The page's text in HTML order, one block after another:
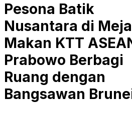
Pesona Batik
Nusantara di Meja
Makan KTT
Prabowo Berbagi
Ruang dengan
Bangsawan